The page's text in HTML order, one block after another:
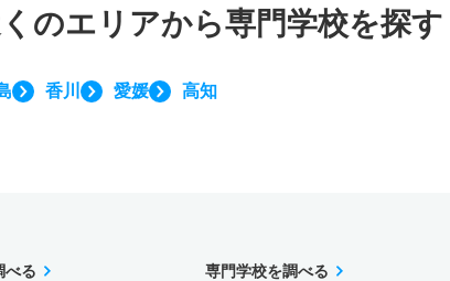
のエリアから専門学校を探す
香川 愛媛 高知
べる 専門学校を調べる